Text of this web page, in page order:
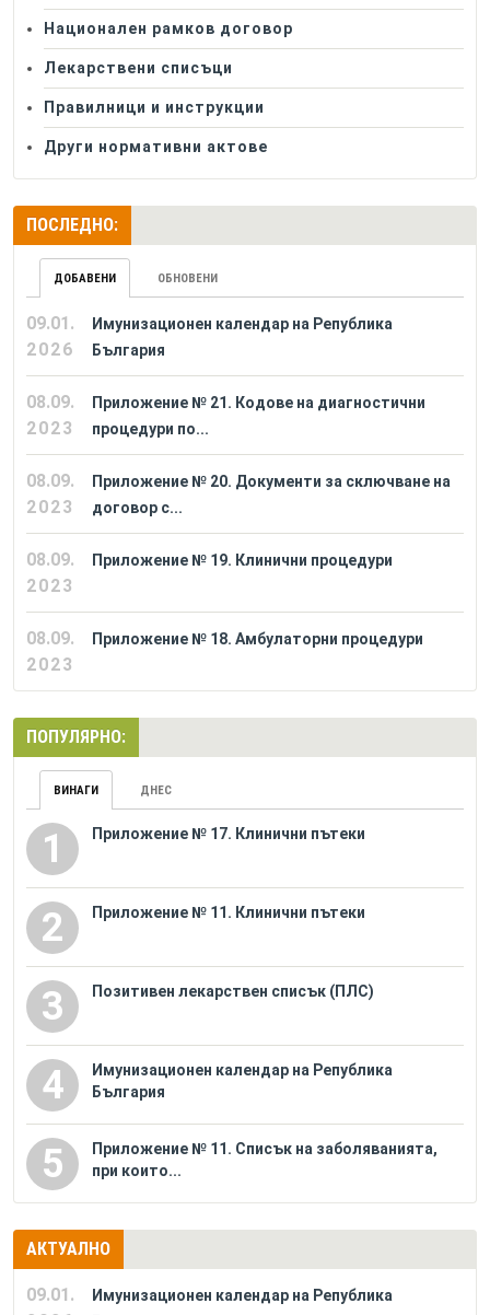
Национален рамков договор
Лекарствени списъци
Правилници и инструкции
Други нормативни актове
ПОСЛЕДНО:
ДОБАВЕНИ ОБНОВЕНИ
09.01.
2026
Имунизационен календар на Република
България
08.09.
2023
Приложение № 21. Кодове на диагностични
процедури по...
08.09.
2023
Приложение № 20. Документи за сключване на
договор с...
08.09.
2023
Приложение № 19. Клинични процедури
08.09.
2023
Приложение № 18. Амбулаторни процедури
ПОПУЛЯРНО:
ВИНАГИ ДНЕС
1 Приложение № 17. Клинични пътеки
2 Приложение № 11. Клинични пътеки
3 Позитивен лекарствен списък (ПЛС)
4
Имунизационен календар на Република
България
5
Приложение № 11. Списък на заболяванията,
при които...
АКТУАЛНО
09.01.
Имунизационен календар на Република